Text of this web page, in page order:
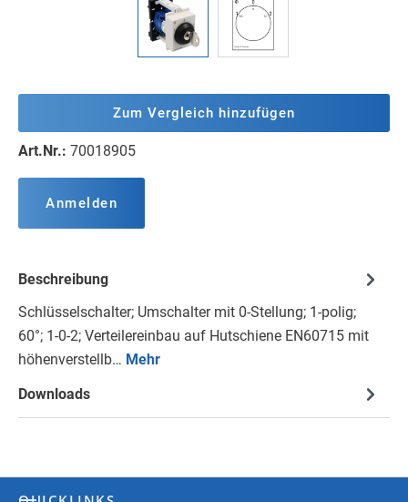
Zum Vergleich hinzufügen
Art.Nr.: 70018905
Anmelden
Beschreibung
Schlüsselschalter; Umschalter mit 0-Stellung; 1-polig;
60°; 1-0-2; Verteilereinbau auf Hutschiene EN60715 mit
höhenverstellb… Mehr
Downloads